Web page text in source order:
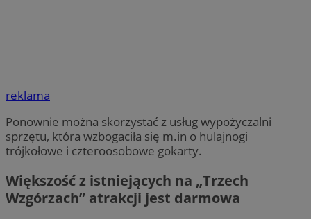
reklama
Ponownie można skorzystać z usług wypożyczalni
sprzętu, która wzbogaciła się m.in o hulajnogi
trójkołowe i czteroosobowe gokarty.
Większość z istniejących na „Trzech
Wzgórzach” atrakcji jest darmowa